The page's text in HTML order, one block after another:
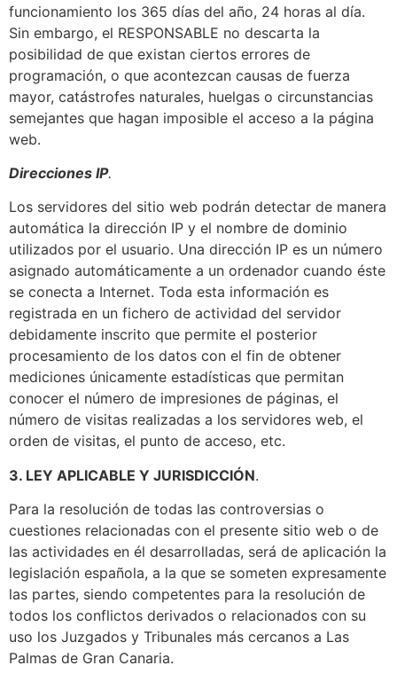
funcionamiento los 365 días del año, 24 horas al día.
Sin embargo, el RESPONSABLE no descarta la
posibilidad de que existan ciertos errores de
programación, o que acontezcan causas de fuerza
mayor, catástrofes naturales, huelgas o circunstancias
semejantes que hagan imposible el acceso a la página
web.
Direcciones IP.
Los servidores del sitio web podrán detectar de manera
automática la dirección IP y el nombre de dominio
utilizados por el usuario. Una dirección IP es un número
asignado automáticamente a un ordenador cuando éste
se conecta a Internet. Toda esta información es
registrada en un fichero de actividad del servidor
debidamente inscrito que permite el posterior
procesamiento de los datos con el fin de obtener
mediciones únicamente estadísticas que permitan
conocer el número de impresiones de páginas, el
número de visitas realizadas a los servidores web, el
orden de visitas, el punto de acceso, etc.
3. LEY APLICABLE Y JURISDICCIÓN.
Para la resolución de todas las controversias o
cuestiones relacionadas con el presente sitio web o de
las actividades en él desarrolladas, será de aplicación la
legislación española, a la que se someten expresamente
las partes, siendo competentes para la resolución de
todos los conflictos derivados o relacionados con su
uso los Juzgados y Tribunales más cercanos a Las
Palmas de Gran Canaria.